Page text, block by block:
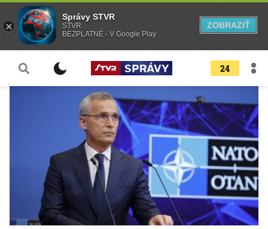
24
Správy STVR
STVR
BEZPLATNÉ - V Google Play
ZOBRAZIŤ